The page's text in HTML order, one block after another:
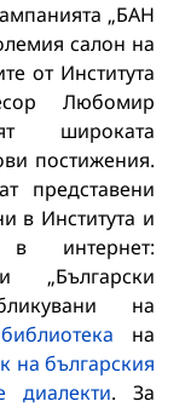
„БАН
салон на
от Института
Любомир
широката
постижения.
представени
в Института и
интернет:
„Български
на
на
на българския
диалекти. За